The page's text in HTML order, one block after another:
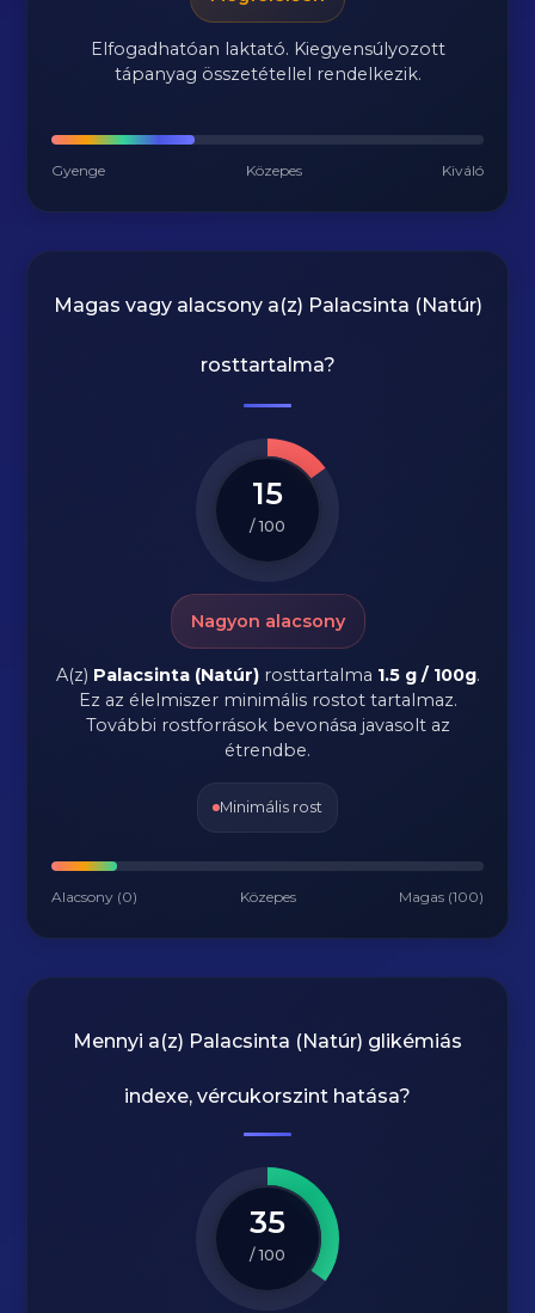
Elfogadhatóan laktató. Kiegyensúlyozott
tápanyag összetétellel rendelkezik.
Gyenge Közepes Kiváló
Magas vagy alacsony a(z) Palacsinta (Natúr)
rosttartalma?
15
/ 100
Nagyon alacsony
A(z) Palacsinta (Natúr)rosttartalma 1.5 g / 100g.
Ez az élelmiszer minimális rostot tartalmaz.
További rostforrások bevonása javasolt az
étrendbe.
Minimális rost
Alacsony (0) Közepes Magas (100)
Mennyi a(z) Palacsinta (Natúr) glikémiás
indexe, vércukorszint hatása?
35
/ 100